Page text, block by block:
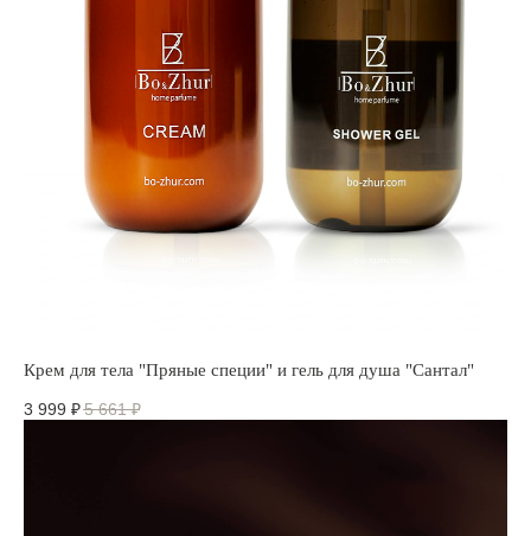
Крем для тела "Пряные специи" и гель для душа "Сантал"
3 999 ₽5 661 ₽